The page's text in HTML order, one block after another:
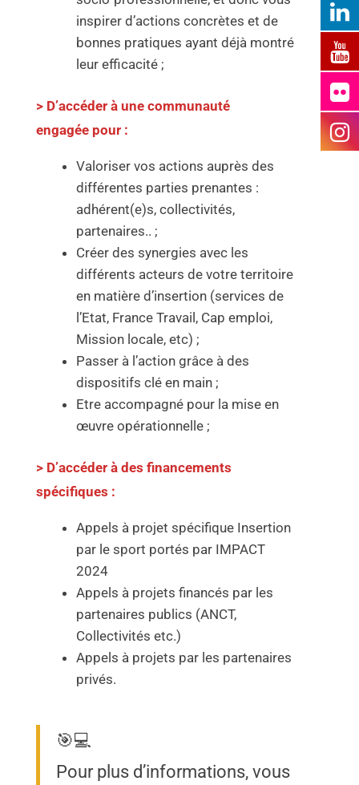
inspirer d’actions concrètes et de
bonnes pratiques ayant déjà montré
leur efficacité ;
> D’accéder à une communauté
engagée pour :
Valoriser vos actions auprès des
différentes parties prenantes :
adhérent(e)s, collectivités,
partenaires.. ;
Créer des synergies avec les
différents acteurs de votre territoire
en matière d’insertion (services de
l’Etat, France Travail, Cap emploi,
Mission locale, etc) ;
Passer à l’action grâce à des
dispositifs clé en main ;
Etre accompagné pour la mise en
œuvre opérationnelle ;
> D’accéder à des financements
spécifiques :
Appels à projet spécifique Insertion
par le sport portés par IMPACT
2024
Appels à projets financés par les
partenaires publics (ANCT,
Collectivités etc.)
Appels à projets par les partenaires
privés.
🎯💻
Pour plus d’informations, vous